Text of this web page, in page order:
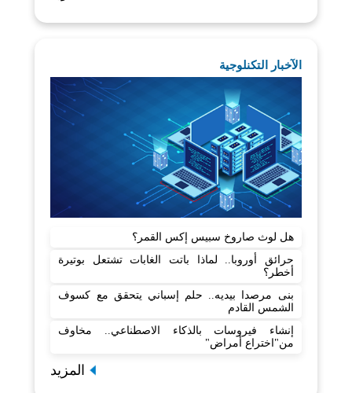
الآخبار التكنلوجية
هل لوث صاروخ سبيس إكس القمر؟
حرائق أوروبا.. لماذا باتت الغابات تشتعل بوتيرة
أخطر؟
بنى مرصدا بيديه.. حلم إسباني يتحقق مع كسوف
الشمس القادم
إنشاء فيروسات بالذكاء الاصطناعي.. مخاوف
من"اختراع أمراض"
المزيد